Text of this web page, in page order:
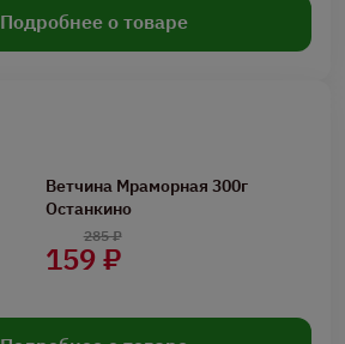
Подробнее о товаре
Ветчина Мраморная 300г
Останкино
159 ₽
285 ₽